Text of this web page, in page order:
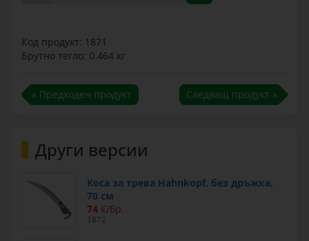
Код продукт: 1871
Брутно тегло: 0.464 кг
« Предходен продукт Следващ продукт »
Други версии
Коса за трева Hahnkopf, без дръжка,
70 см
74 €/бр.
1872